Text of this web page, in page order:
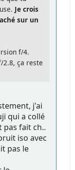
Je crois
sur un
f/4.
2.8, ça reste
j'ai
qui a collé
pas fait ch..
iso avec
pas le